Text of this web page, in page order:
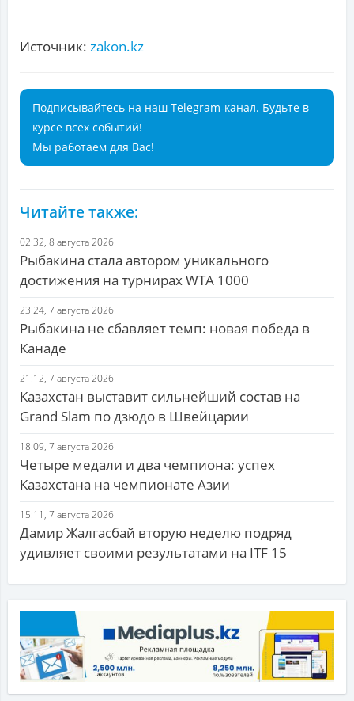
Источник: zakon.kz
Подписывайтесь на наш Telegram-канал. Будьте в
курсе всех событий!
Мы работаем для Вас!
Читайте также:
02:32, 8 августа 2026
Рыбакина стала автором уникального
достижения на турнирах WTA 1000
23:24, 7 августа 2026
Рыбакина не сбавляет темп: новая победа в
Канаде
21:12, 7 августа 2026
Казахстан выставит сильнейший состав на
Grand Slam по дзюдо в Швейцарии
18:09, 7 августа 2026
Четыре медали и два чемпиона: успех
Казахстана на чемпионате Азии
15:11, 7 августа 2026
Дамир Жалгасбай вторую неделю подряд
удивляет своими результатами на ITF 15